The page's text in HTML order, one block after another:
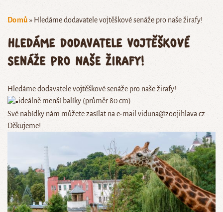
Domů » Hledáme dodavatele vojtěškové senáže pro naše žirafy!
Hledáme dodavatele vojtěškové
senáže pro naše žirafy!
Hledáme dodavatele vojtěškové senáže pro naše žirafy!
ideálně menší balíky (průměr 80 cm)
Své nabídky nám můžete zasílat na e-mail viduna@zoojihlava.cz
Děkujeme!